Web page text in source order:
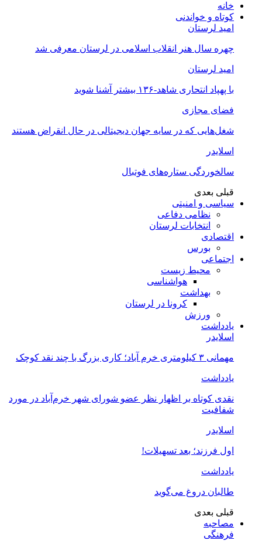
خانه
کوتاه و خواندنی
امید لرستان
چهره سال هنر انقلاب اسلامی در لرستان معرفی شد
امید لرستان
با پهپاد انتحاری شاهد-۱۳۶ بیشتر آشنا شوید
فضای مجازی
شغل‌‌هایی که در سایه جهان دیجیتالی در حال انقراض هستند
اسلایدر
سالخوردگی ستاره‌های فوتبال
قبلی بعدی
سیاسی و امنیتی
نظامی دفاعی
انتخابات لرستان
اقتصادی
بورس
اجتماعی
محیط زیست
هواشناسی
بهداشت
کرونا در لرستان
ورزش
یادداشت
اسلایدر
مهمانی ۳ کیلومتری خرم آباد؛ کاری بزرگ با چند نقد کوچک
یادداشت
نقدی کوتاه بر اظهار نظر عضو شورای شهر خرم‌آباد در مورد
شفافیت
اسلایدر
اول فرزند؛ بعد تسهیلات!
یادداشت
طالبان دروغ می‌گوید
قبلی بعدی
مصاحبه
فرهنگی